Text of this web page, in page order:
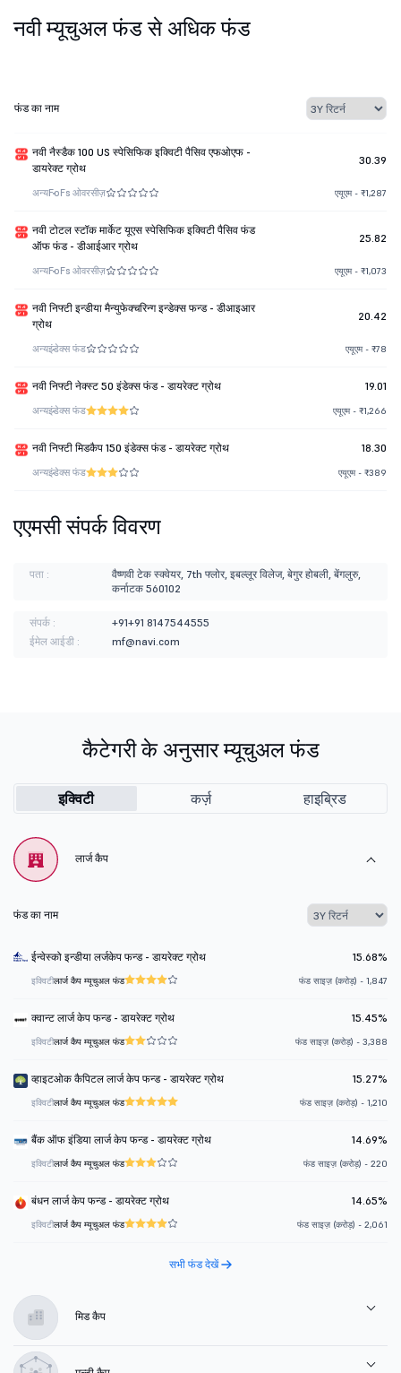
नवी म्यूचुअल फंड से अधिक फंड
फंड का नाम
नवी नैस्डैक 100 US स्पेसिफिक इक्विटी पैसिव एफओएफ -
डायरेक्ट ग्रोथ
30.39
अन्यFoFs ओवरसीज़ एयूएम - ₹1,287
नवी टोटल स्टॉक मार्केट यूएस स्पेसिफिक इक्विटी पैसिव फंड
ऑफ फंड - डीआईआर ग्रोथ
25.82
अन्यFoFs ओवरसीज़ एयूएम - ₹1,073
नवी निफ्टी इन्डीया मैन्युफेक्चरिन्ग इन्डेक्स फन्ड - डीआइआर
ग्रोथ
20.42
अन्यइंडेक्स फंड एयूएम - ₹78
नवी निफ्टी नेक्स्ट 50 इंडेक्स फंड - डायरेक्ट ग्रोथ 19.01
अन्यइंडेक्स फंड एयूएम - ₹1,266
नवी निफ्टी मिडकैप 150 इंडेक्स फंड - डायरेक्ट ग्रोथ 18.30
अन्यइंडेक्स फंड एयूएम - ₹389
एएमसी संपर्क विवरण
पता :
वैष्णवी टेक स्क्वेयर, 7th फ्लोर, इबल्लूर विलेज, बेगुर होबली, बेंगलुरु,
कर्नाटक 560102
संपर्क :
+91+91 8147544555
ईमेल आईडी :
mf@navi.com
कैटेगरी के अनुसार म्यूचुअल फंड
इक्विटी कर्ज़ हाइब्रिड
लार्ज कैप
फंड का नाम
ईन्वेस्को इन्डीया लर्जकेप फन्ड - डायरेक्ट ग्रोथ 15.68%
इक्विटीलार्ज कैप म्यूचुअल फंड फंड साइज़ (करोड़) - 1,847
क्वान्ट लार्ज केप फन्ड - डायरेक्ट ग्रोथ 15.45%
इक्विटीलार्ज कैप म्यूचुअल फंड फंड साइज़ (करोड़) - 3,388
व्हाइटओक कैपिटल लार्ज केप फन्ड - डायरेक्ट ग्रोथ 15.27%
इक्विटीलार्ज कैप म्यूचुअल फंड फंड साइज़ (करोड़) - 1,210
बैंक ऑफ इंडिया लार्ज केप फन्ड - डायरेक्ट ग्रोथ 14.69%
इक्विटीलार्ज कैप म्यूचुअल फंड फंड साइज़ (करोड़) - 220
बंधन लार्ज केप फन्ड - डायरेक्ट ग्रोथ 14.65%
इक्विटीलार्ज कैप म्यूचुअल फंड फंड साइज़ (करोड़) - 2,061
सभी फंड देखें
मिड कैप